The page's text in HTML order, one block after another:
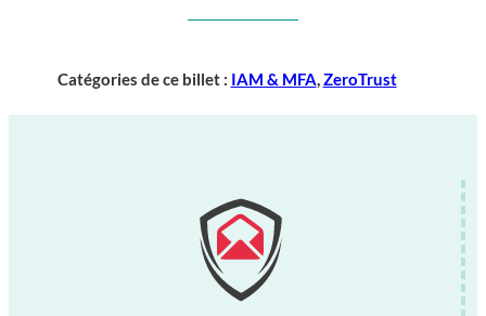
Catégories de ce billet : IAM & MFA, ZeroTrust